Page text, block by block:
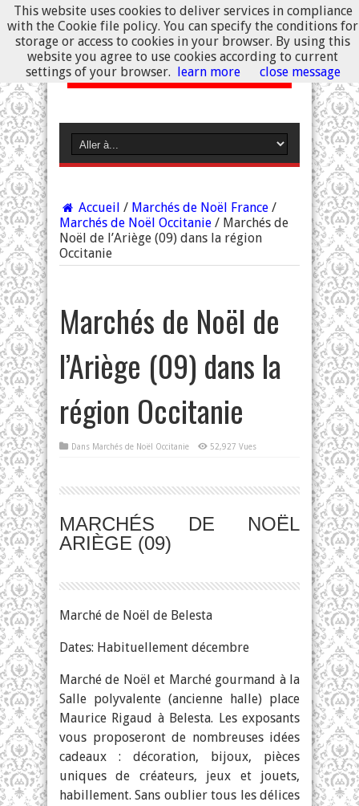
Accueil / Marchés de Noël France /
Marchés de Noël Occitanie / Marchés de
Noël de l’Ariège (09) dans la région
Occitanie
Marchés de Noël de
l’Ariège (09) dans la
région Occitanie
Dans Marchés de Noël Occitanie 52,927 Vues
MARCHÉS DE NOËL
ARIÈGE (09)
Marché de Noël de Belesta
Dates: Habituellement décembre
Marché de Noël et Marché gourmand à la
Salle polyvalente (ancienne halle) place
Maurice Rigaud à Belesta. Les exposants
vous proposeront de nombreuses idées
cadeaux : décoration, bijoux, pièces
uniques de créateurs, jeux et jouets,
habillement. Sans oublier tous les délices
This website uses cookies to deliver services in compliance
with the Cookie file policy. You can specify the conditions for
storage or access to cookies in your browser. By using this
website you agree to use cookies according to current
settings of your browser. learn more close message